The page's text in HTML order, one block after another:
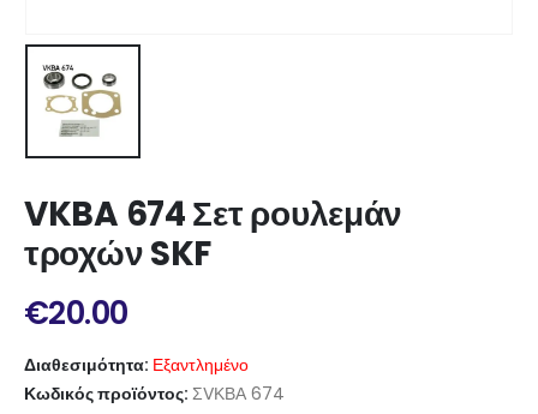
VKBA 674 Σετ ρουλεμάν
τροχών SKF
€20.00
Διαθεσιμότητα: Εξαντλημένο
Κωδικός προϊόντος: ΣVΚΒΑ 674